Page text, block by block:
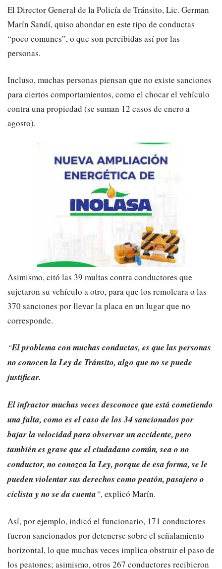
El Director General de la Policía de Tránsito, Lic. German
Marín Sandí, quiso ahondar en este tipo de conductas
“poco comunes”, o que son percibidas así por las
personas.
Incluso, muchas personas piensan que no existe sanciones
para ciertos comportamientos, como el chocar el vehículo
contra una propiedad (se suman 12 casos de enero a
agosto).
Asimismo, citó las 39 multas contra conductores que
sujetaron su vehículo a otro, para que los remolcara o las
370 sanciones por llevar la placa en un lugar que no
corresponde.
“El problema con muchas conductas, es que las personas
no conocen la Ley de Tránsito, algo que no se puede
justificar.
El infractor muchas veces desconoce que está cometiendo
una falta, como es el caso de los 34 sancionados por
bajar la velocidad para observar un accidente, pero
también es grave que el ciudadano común, sea o no
conductor, no conozca la Ley, porque de esa forma, se le
pueden violentar sus derechos como peatón, pasajero o
ciclista y no se da cuenta”, explicó Marín.
Así, por ejemplo, indicó el funcionario, 171 conductores
fueron sancionados por detenerse sobre el señalamiento
horizontal, lo que muchas veces implica obstruir el paso de
los peatones; asimismo, otros 267 conductores recibieron